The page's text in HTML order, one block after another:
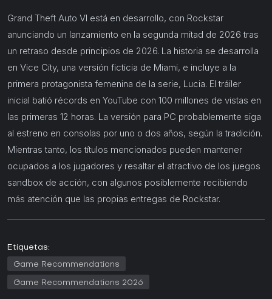
Grand Theft Auto VI está en desarrollo, con Rockstar
anunciando un lanzamiento en la segunda mitad de 2026 tras
un retraso desde principios de 2026. La historia se desarrolla
en Vice City, una versión ficticia de Miami, e incluye a la
primera protagonista femenina de la serie, Lucia. El tráiler
inicial batió récords en YouTube con 100 millones de vistas en
las primeras 12 horas. La versión para PC probablemente siga
al estreno en consolas por uno o dos años, según la tradición.
Mientras tanto, los títulos mencionados pueden mantener
ocupados a los jugadores y resaltar el atractivo de los juegos
sandbox de acción, con algunos posiblemente recibiendo
más atención que las propias entregas de Rockstar.
Etiquetas:
Game Recommendations
Game Recommendations 2026